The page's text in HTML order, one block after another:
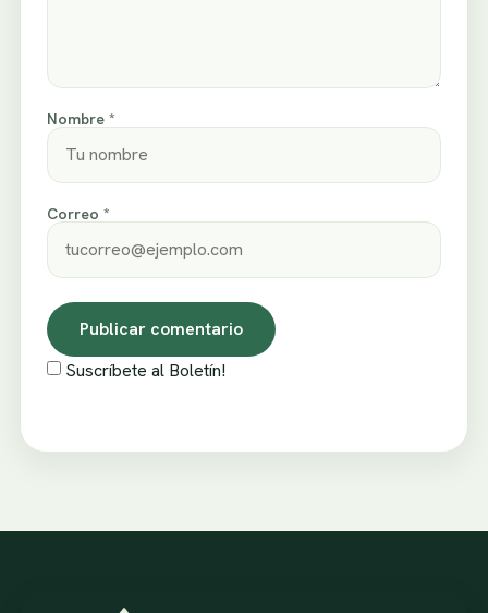
Nombre *
Correo *
Suscríbete al Boletín!